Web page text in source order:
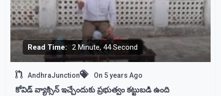
Read Time: 2 Minute, 44 Second
AndhraJunction On 5 years Ago
కోవిడ్ వ్యాక్సిన్ ఇచ్చేందుకు ప్రభుత్వం కట్టుబడి ఉంది